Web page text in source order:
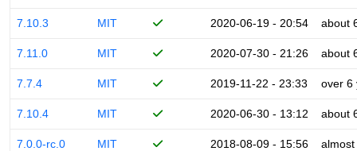
7.10.3 MIT 2020-06-19 - 20:54 about
7.11.0 MIT 2020-07-30 - 21:26 about
7.7.4 MIT 2019-11-22 - 23:33 over 6
7.10.4 MIT 2020-06-30 - 13:12 about
7.0.0-rc.0 MIT 2018-08-09 - 15:56